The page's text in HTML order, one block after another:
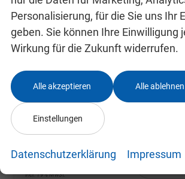
Skoda Fabia
Selection
Fahrzeugnr. 24993096 Getriebe
Kraftstoff Benzin Außenfarbe
Leistung 85 kW (116 PS)
10.09.2025
24.680,– €
incl. 19% MwSt.
Personalisierung, für die Sie uns Ihr
geben. Sie können Ihre Einwilligung
Wirkung für die Zukunft widerrufen.
Alle akzeptieren Alle ablehnen
Einstellungen
Datenschutzerklärung Impressum